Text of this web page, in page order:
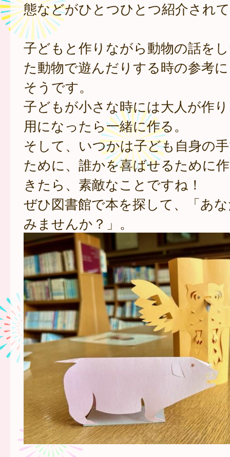
態などがひとつひとつ紹介され
子どもと作りながら動物の話を
た動物で遊んだりする時の参考
そうです。
子どもが小さな時には大人が作
用になったら一緒に作る。
そして、いつかは子ども自身の
ために、誰かを喜ばせるために
きたら、素敵なことですね！
ぜひ図書館で本を探して、「あ
みませんか？」。